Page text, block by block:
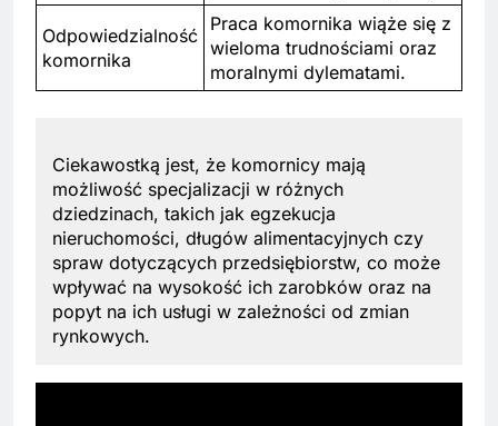
Odpowiedzialność
komornika
Praca komornika wiąże się z
wieloma trudnościami oraz
moralnymi dylematami.
Ciekawostką jest, że komornicy mają
możliwość specjalizacji w różnych
dziedzinach, takich jak egzekucja
nieruchomości, długów alimentacyjnych czy
spraw dotyczących przedsiębiorstw, co może
wpływać na wysokość ich zarobków oraz na
popyt na ich usługi w zależności od zmian
rynkowych.